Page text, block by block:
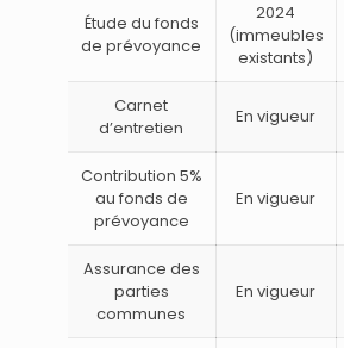
Étude du fonds
de prévoyance
2024
(immeubles
existants)
Carnet
d’entretien
En vigueur
Contribution 5%
au fonds de
prévoyance
En vigueur
Assurance des
parties
communes
En vigueur